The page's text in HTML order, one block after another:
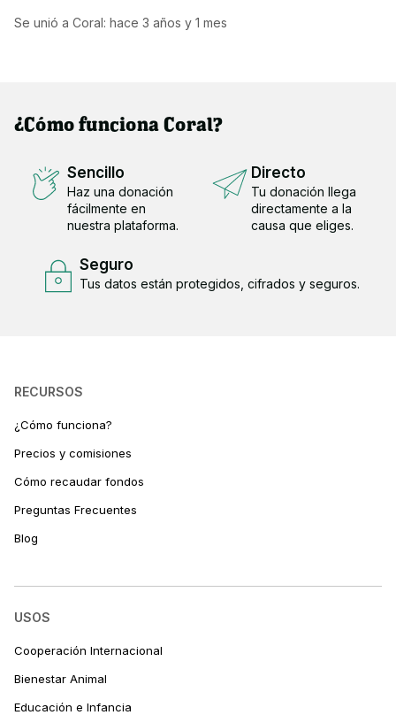
Se unió a Coral: hace 3 años y 1 mes
¿Cómo funciona Coral?
Sencillo
Haz una donación
fácilmente en
nuestra plataforma.
Directo
Tu donación llega
directamente a la
causa que eliges.
Seguro
Tus datos están protegidos, cifrados y seguros.
RECURSOS
¿Cómo funciona?
Precios y comisiones
Cómo recaudar fondos
Preguntas Frecuentes
Blog
USOS
Cooperación Internacional
Bienestar Animal
Educación e Infancia